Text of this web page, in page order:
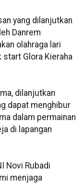
yang dilanjutkan
Danrem
olahraga lari
Glora Kieraha
dilanjutkan
dapat menghibur
dalam permainan
di lapangan
Novi Rubadi
menjaga